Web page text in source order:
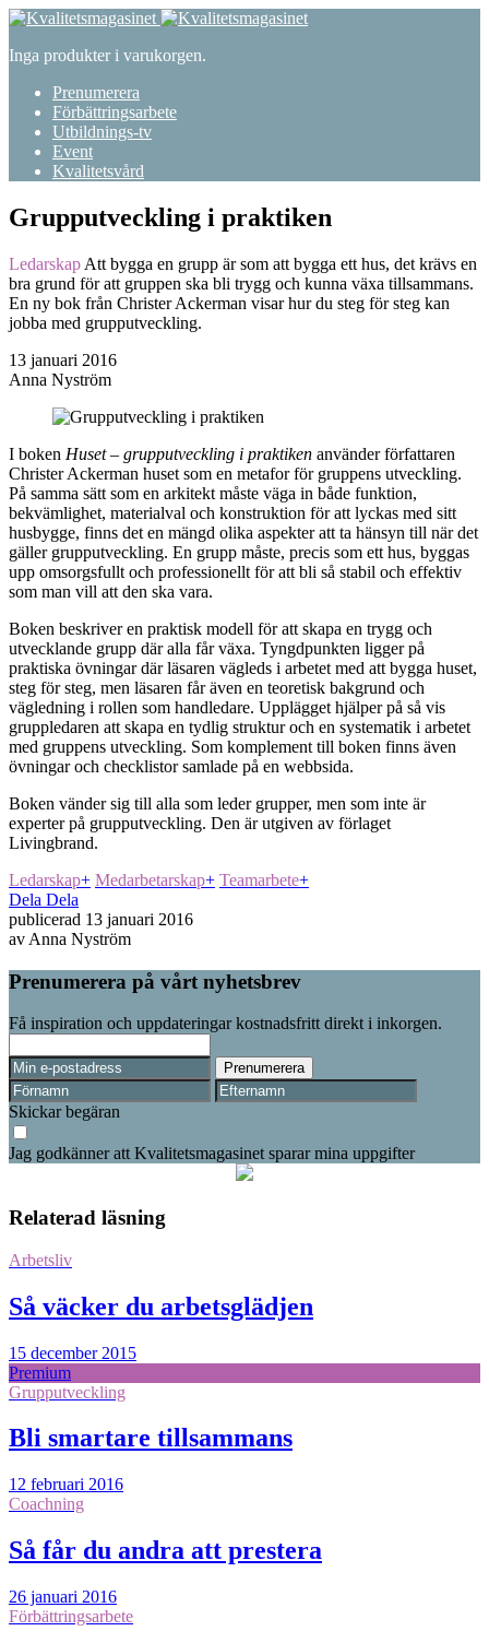
Inga produkter i varukorgen.
Prenumerera
Förbättringsarbete
Utbildnings-tv
Event
Kvalitetsvård
Grupputveckling i praktiken
Ledarskap Att bygga en grupp är som att bygga ett hus, det krävs en
bra grund för att gruppen ska bli trygg och kunna växa tillsammans.
En ny bok från Christer Ackerman visar hur du steg för steg kan
jobba med grupputveckling.
13 januari 2016
Anna Nyström
I boken Huset – grupputveckling i praktiken använder författaren
Christer Ackerman huset som en metafor för gruppens utveckling.
På samma sätt som en arkitekt måste väga in både funktion,
bekvämlighet, materialval och konstruktion för att lyckas med sitt
husbygge, finns det en mängd olika aspekter att ta hänsyn till när det
gäller grupputveckling. En grupp måste, precis som ett hus, byggas
upp omsorgsfullt och professionellt för att bli så stabil och effektiv
som man vill att den ska vara.
Boken beskriver en praktisk modell för att skapa en trygg och
utvecklande grupp där alla får växa. Tyngdpunkten ligger på
praktiska övningar där läsaren vägleds i arbetet med att bygga huset,
steg för steg, men läsaren får även en teoretisk bakgrund och
vägledning i rollen som handledare. Upplägget hjälper på så vis
gruppledaren att skapa en tydlig struktur och en systematik i arbetet
med gruppens utveckling. Som komplement till boken finns även
övningar och checklistor samlade på en webbsida.
Boken vänder sig till alla som leder grupper, men som inte är
experter på grupputveckling. Den är utgiven av förlaget
Livingbrand.
Ledarskap+ Medarbetarskap+ Teamarbete+
Dela Dela
publicerad 13 januari 2016
av Anna Nyström
Prenumerera på vårt nyhetsbrev
Få inspiration och uppdateringar kostnadsfritt direkt i inkorgen.
Skickar begäran
Jag godkänner att Kvalitetsmagasinet sparar mina uppgifter
Relaterad läsning
Arbetsliv
Så väcker du arbetsglädjen
15 december 2015
Premium
Grupputveckling
Bli smartare tillsammans
12 februari 2016
Coachning
Så får du andra att prestera
26 januari 2016
Förbättringsarbete